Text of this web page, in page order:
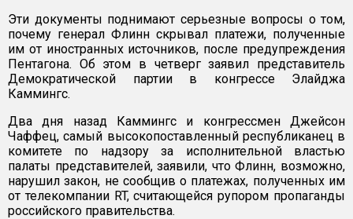
Эти документы поднимают серьезные вопросы о том,
почему генерал Флинн скрывал платежи, полученные
им от иностранных источников, после предупреждения
Пентагона. Об этом в четверг заявил представитель
Демократической партии в конгрессе Элайджа
Каммингс.
Два дня назад Каммингс и конгрессмен Джейсон
Чаффец, самый высокопоставленный республиканец в
комитете по надзору за исполнительной властью
палаты представителей, заявили, что Флинн, возможно,
нарушил закон, не сообщив о платежах, полученных им
от телекомпании RT, считающейся рупором пропаганды
российского правительства.